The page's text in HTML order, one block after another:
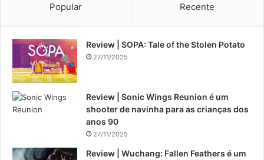
Popular Recente
Review | SOPA: Tale of the Stolen Potato
27/11/2025
Review | Sonic Wings Reunion é um
shooter de navinha para as crianças dos
anos 90
27/11/2025
Review | Wuchang: Fallen Feathers é um